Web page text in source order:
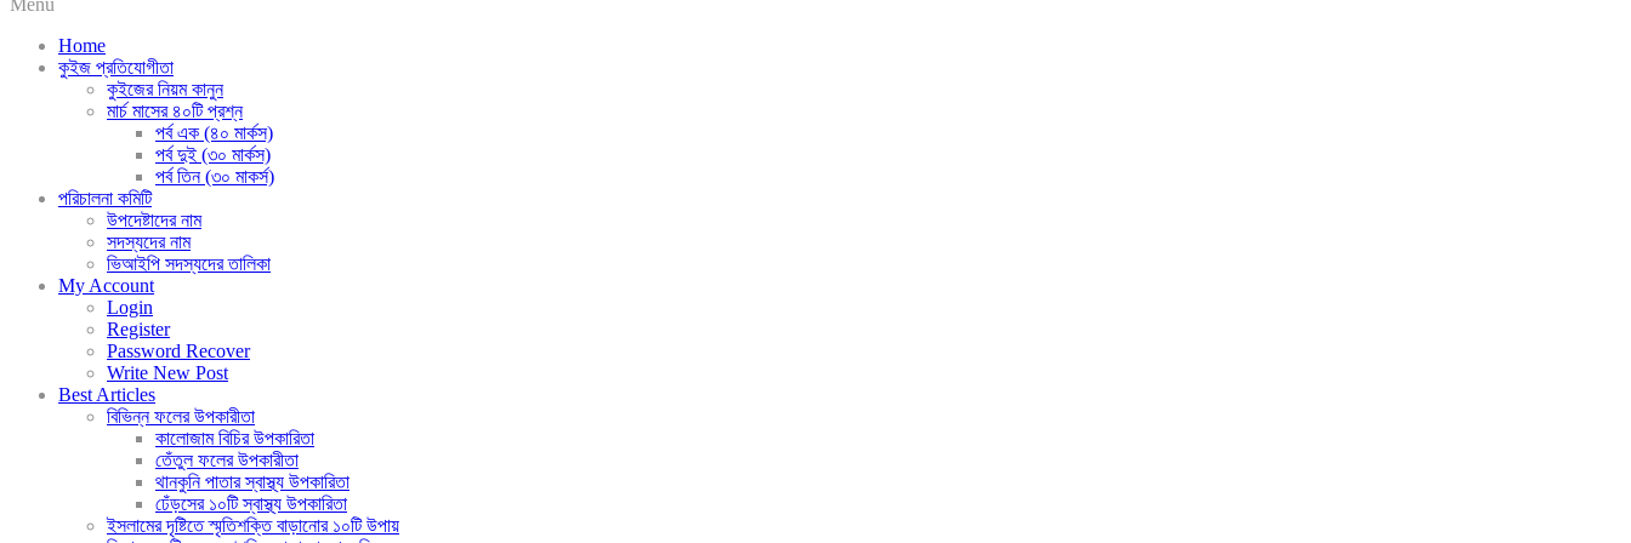
Menu
Home
কুইজ প্রতিযোগীতা
কুইজের নিয়ম কানুন
মার্চ মাসের ৪০টি প্রশ্ন
পর্ব এক (৪০ মার্কস)
পর্ব দুই (৩০ মার্কস)
পর্ব তিন (৩০ মাকর্স)
পরিচালনা কমিটি
উপদেষ্টাদের নাম
সদস্যদের নাম
ভিআইপি সদস্যদের তালিকা
My Account
Login
Register
Password Recover
Write New Post
Best Articles
বিভিন্ন ফলের উপকারীতা
কালোজাম বিচির উপকারিতা
তেঁতুল ফলের উপকারীতা
থানকুনি পাতার স্বাস্থ্য উপকারিতা
ঢেঁড়সের ১০টি স্বাস্থ্য উপকারিতা
ইসলামের দৃষ্টিতে স্মৃতিশক্তি বাড়ানোর ১০টি উপায়